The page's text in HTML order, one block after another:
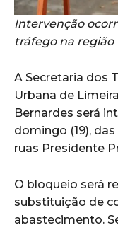
Intervenção
tráfego na região
A Secretaria dos
Urbana de
Bernardes será
domingo (19),
ruas Presidente
O bloqueio será
substituição de
abastecimento.